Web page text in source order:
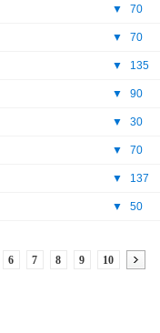
▼ 70
▼ 70
▼ 135
▼ 90
▼ 30
▼ 70
▼ 137
▼ 50
6 7 8 9 10